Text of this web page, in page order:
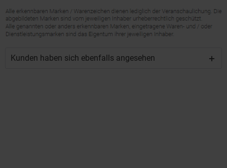
Kunden haben sich ebenfalls angesehen